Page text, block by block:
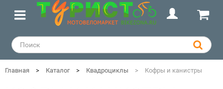
Главная Каталог Квадроциклы Кофры и канистры